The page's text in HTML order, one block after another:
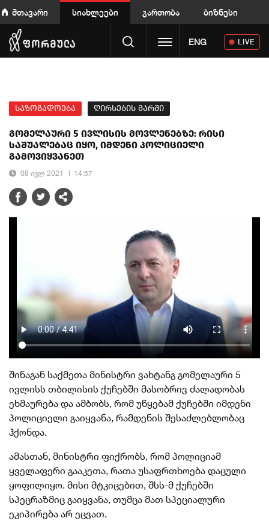
მთავარი სიახლეები გართობა ბიზნესი
Toggle navigation
ENG LIVE
საზოგადოება ღირსების მარში
გომელაური 5 ივლისის მოვლენებზე: რისი
საშუალებაც იყო, იმდენი პოლიციელი
გამოვიყვანეთ
08 ივლ 2021 14:57
შინაგან საქმეთა მინისტრი ვახტანგ გომელაური 5
ივლისს თბილისის ქუჩებში მასობრივ ძალადობას
ეხმაურება და ამბობს, რომ უწყებამ ქუჩებში იმდენი
პოლიციელი გაიყვანა, რამდენის შესაძლებლობაც
ჰქონდა.
ამასთან, მინისტრი ფიქრობს, რომ პოლიციამ
ყველაფერი გააკეთა, რათა უსაფრთხოება დაცული
ყოფილიყო. მისი მტკიცებით, შსს-მ ქუჩებში
სპეცრაზმიც გაიყვანა, თუმცა მათ სპეციალური
ეკიპირება არ ეცვათ.